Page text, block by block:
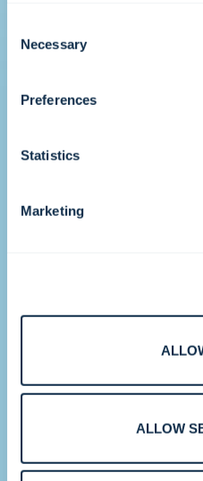
cookies. Click "Show
about who we share your
Selection
Necessary
Preferences
Statistics
Marketing
ALLOW
Prin achiziții
consolidează
scară largă.
•